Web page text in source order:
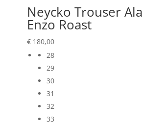
Neycko Trouser
Enzo Roast
€180,00
28
29
30
31
32
33